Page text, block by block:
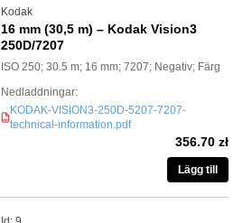
Kodak
16 mm (30,5 m) – Kodak Vision3
250D/7207
ISO 250; 30.5 m; 16 mm; 7207; Negativ; Färg
Nedladdningar:
PDF
KODAK-VISION3-250D-5207-7207-
technical-information.pdf
356.70 zł
Lägg till